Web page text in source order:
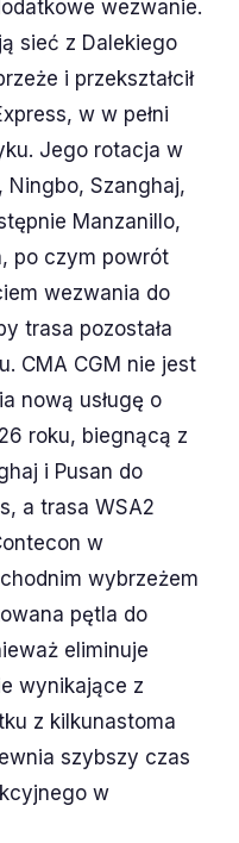
wezwanie.
sieć z Dalekiego
i przekształcił
w w pełni
Jego rotacja w
Ningbo, Szanghaj,
Manzanillo,
po czym powrót
wezwania do
trasa pozostała
CMA CGM nie jest
nową usługę o
roku, biegnącą z
i Pusan do
a trasa WSA2
w
wybrzeżem
pętla do
eliminuje
wynikające z
z kilkunastoma
szybszy czas
w